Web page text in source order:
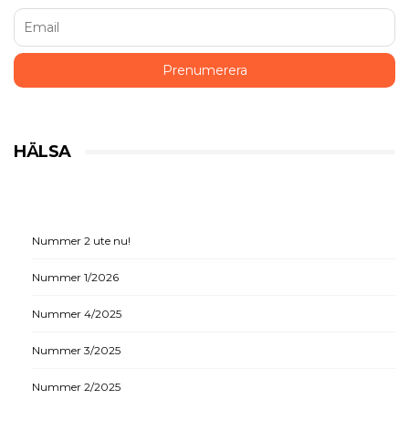
HÄLSA
Nummer 2 ute nu!
Nummer 1/2026
Nummer 4/2025
Nummer 3/2025
Nummer 2/2025